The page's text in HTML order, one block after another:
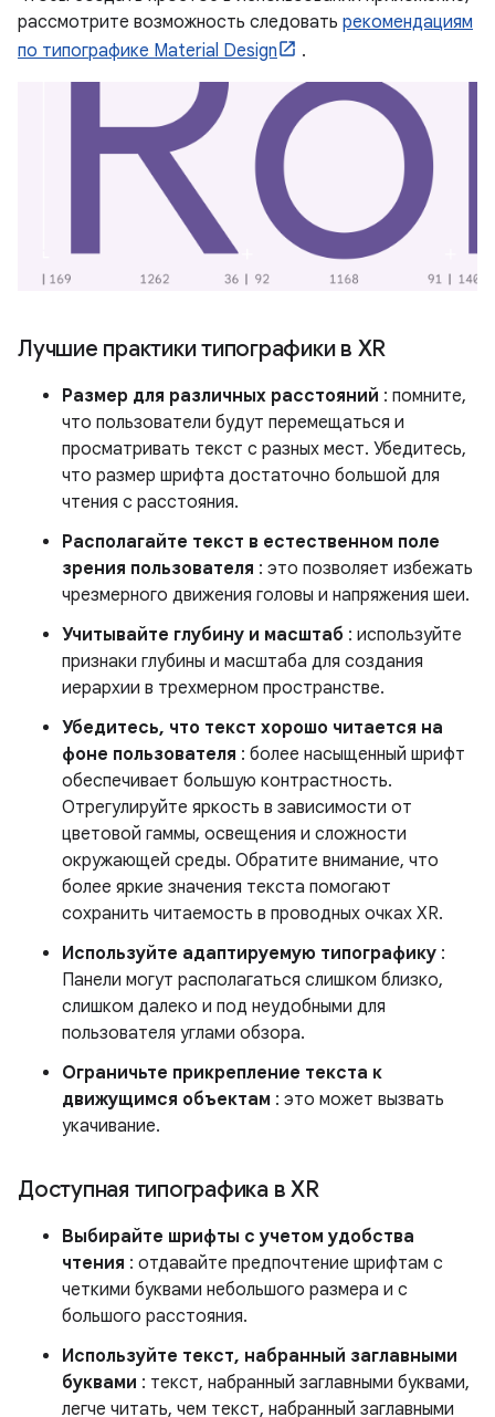
рассмотрите возможность следовать рекомендациям
по типографике Material Design
.
Лучшие практики типографики в XR
Размер для различных расстояний : помните,
что пользователи будут перемещаться и
просматривать текст с разных мест. Убедитесь,
что размер шрифта достаточно большой для
чтения с расстояния.
Располагайте текст в естественном поле
зрения пользователя : это позволяет избежать
чрезмерного движения головы и напряжения шеи.
Учитывайте глубину и масштаб : используйте
признаки глубины и масштаба для создания
иерархии в трехмерном пространстве.
Убедитесь, что текст хорошо читается на
фоне пользователя : более насыщенный шрифт
обеспечивает большую контрастность.
Отрегулируйте яркость в зависимости от
цветовой гаммы, освещения и сложности
окружающей среды. Обратите внимание, что
более яркие значения текста помогают
сохранить читаемость в проводных очках XR.
Используйте адаптируемую типографику :
Панели могут располагаться слишком близко,
слишком далеко и под неудобными для
пользователя углами обзора.
Ограничьте прикрепление текста к
движущимся объектам : это может вызвать
укачивание.
Доступная типографика в XR
Выбирайте шрифты с учетом удобства
чтения : отдавайте предпочтение шрифтам с
четкими буквами небольшого размера и с
большого расстояния.
Используйте текст, набранный заглавными
буквами : текст, набранный заглавными буквами,
легче читать, чем текст, набранный заглавными